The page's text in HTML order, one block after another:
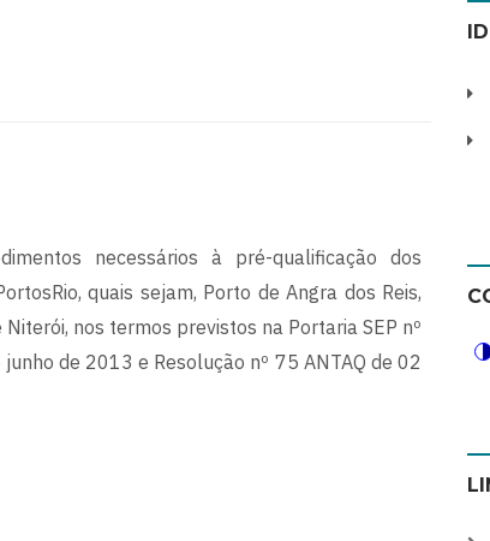
necessários à pré-qualificação dos
quais sejam, Porto de Angra dos Reis,
nos termos previstos na Portaria SEP nº
de 2013 e Resolução nº 75 ANTAQ de 02